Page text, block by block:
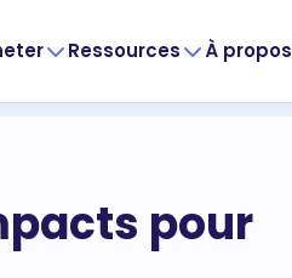
Ressources À propos
pour